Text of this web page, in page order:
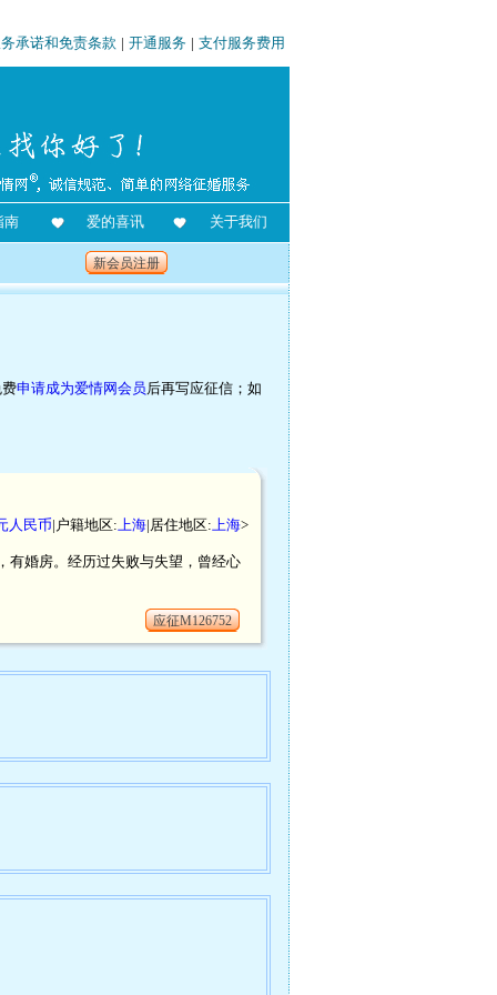
承诺和免责条款 | 开通服务 | 支付服务费用
南 爱的喜讯 关于我们
新会员注册
申请成为爱情网会员后再写应征信；如
人民币|户籍地区:上海|居住地区:上海>
有婚房。经历过失败与失望，曾经心
应征M126752